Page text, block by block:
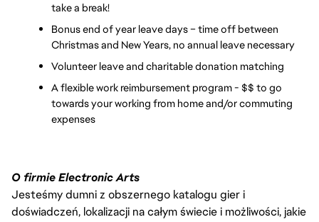
take a break!
Bonus end of year leave days – time off between
Christmas and New Years, no annual leave necessary
Volunteer leave and charitable donation matching
A flexible work reimbursement program - $$ to go
towards your working from home and/or commuting
expenses
O firmie Electronic Arts
Jesteśmy dumni z obszernego katalogu gier i
doświadczeń, lokalizacji na całym świecie i możliwości, jakie